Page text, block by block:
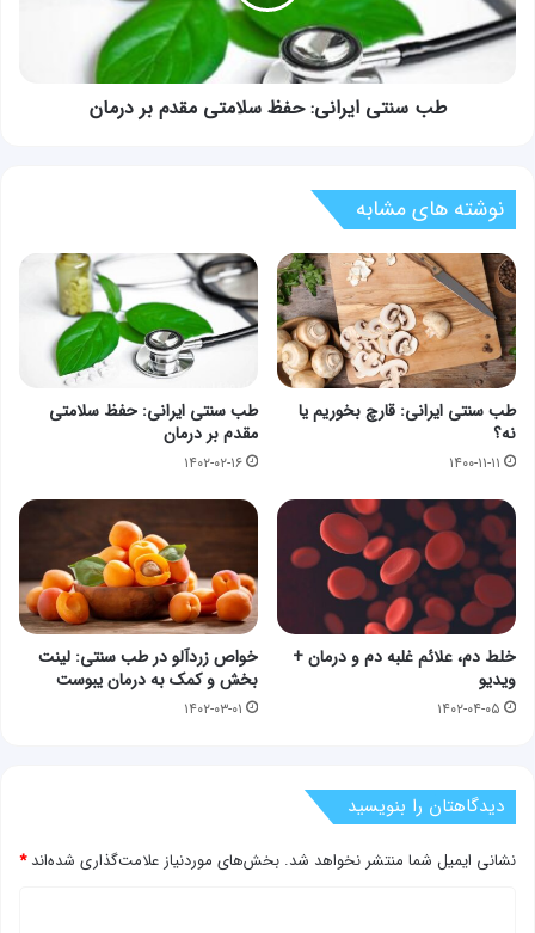
مقدم
بر
درمان
طب سنتی ایرانی: حفظ سلامتی مقدم بر درمان
نوشته های مشابه
طب سنتی ایرانی: قارچ بخوریم یا
نه؟
۱۴۰۰-۱۱-۱۱
طب سنتی ایرانی: حفظ سلامتی
مقدم بر درمان
۱۴۰۲-۰۲-۱۶
خلط دم، علائم غلبه دم و درمان +
ویدیو
۱۴۰۲-۰۴-۰۵
خواص زردآلو در طب سنتی: لینت
بخش و کمک به درمان یبوست
۱۴۰۲-۰۳-۰۱
دیدگاهتان را بنویسید
نشانی ایمیل شما منتشر نخواهد شد. بخش‌های موردنیاز علامت‌گذاری شده‌اند*